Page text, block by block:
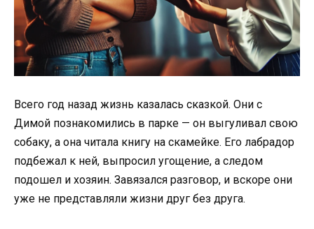
Всего год назад жизнь казалась сказкой. Они с
Димой познакомились в парке — он выгуливал свою
собаку, а она читала книгу на скамейке. Его лабрадор
подбежал к ней, выпросил угощение, а следом
подошел и хозяин. Завязался разговор, и вскоре они
уже не представляли жизни друг без друга.